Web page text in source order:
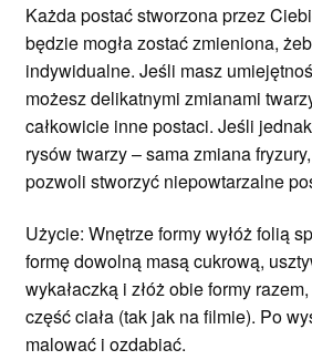
Każda postać stworzona przez
będzie mogła zostać zmieniona,
indywidualne. Jeśli masz
możesz delikatnymi zmianami
całkowicie inne postaci. Jeśli
rysów twarzy – sama zmiana
pozwoli stworzyć niepowtarzalne
Użycie: Wnętrze formy wyłóż folią
formę dowolną masą cukrową,
wykałaczką i złóż obie formy
część ciała (tak jak na filmie). Po
malować i ozdabiać.